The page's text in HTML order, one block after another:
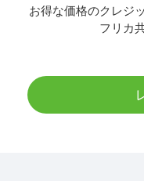
お得な価格のクレジ
フリカ